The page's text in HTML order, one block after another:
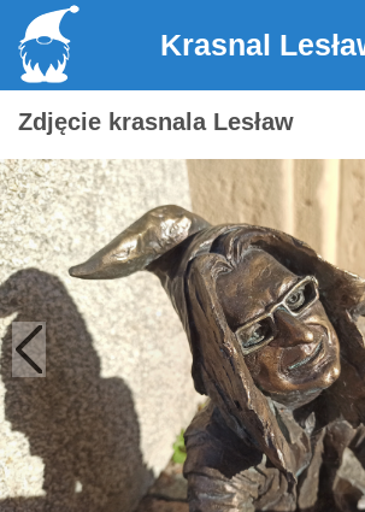
Krasnal
Zdjęcie krasnala Lesław